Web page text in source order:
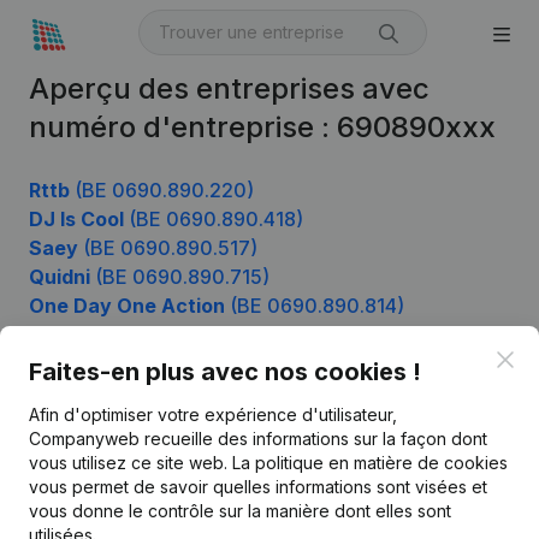
Aperçu des entreprises avec
numéro d'entreprise : 690890xxx
Rttb (BE 0690.890.220)
DJ Is Cool (BE 0690.890.418)
Saey (BE 0690.890.517)
Quidni (BE 0690.890.715)
One Day One Action (BE 0690.890.814)
Faites-en plus avec nos cookies !
Afin d'optimiser votre expérience d'utilisateur,
Companyweb recueille des informations sur la façon dont
vous utilisez ce site web. La politique en matière de cookies
vous permet de savoir quelles informations sont visées et
vous donne le contrôle sur la manière dont elles sont
utilisées.
Français
Informations d’entreprise
Monitoring